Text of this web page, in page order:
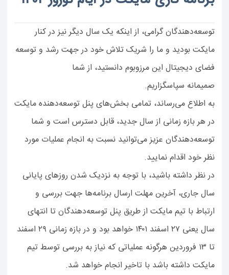
توسعه‌دهندگان گرامی، از اینکه یک سال دیگر نیز در کنار
مایکت بودید و ما را شریک تلاش خود در جهت رشد و توسعه
فضای دیجیتال این مرزوبوم دانستید، از شما
صمیمانه سپاسگزاریم.
به اطلاع می‌رساند، تمامی بخش‌های پنل توسعه‌دهنده‌ مایکت
در هر بازه زمانی از سال جدید، قابل دسترس است و شما
توسعه‌دهندگان عزیز می‌توانید نسبت به انجام عملیات مورد
نظر خود اقدام نمایید.
در نظر داشته باشید، با توجه به نزدیک شدن روزهای پایانی
سال جاری، آخرین مهلت ارسال برنامه‌ها جهت بررسی و
ارتباط با تیم مایکت از طریق پنل توسعه‌دهندگان تا انتهای
سال یعنی ۲۷ اسفند ۱۴۰۱ خواهد بود و در بازه زمانی ۲۹ اسفند
تا ۱۳ فروردین هرگونه عملیاتی که نیاز به بررسی توسط تیم
مایکت داشته باشد با تاخیر انجام خواهد شد.